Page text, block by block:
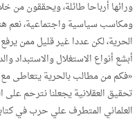
ورائها أرباحا طائلة، ويحققون من
ومكاسب سياسية واجتماعية، نعم
الحرية، لكن عددا غير قليل ممن
أبشع أنواع الاستغلال والاستبداد
«فكم من مطالب بالحرية يتعاطى مع
تحقيق العقلانية يجعلنا نترحم على
العلماني المتطرف علي حرب في كتابه